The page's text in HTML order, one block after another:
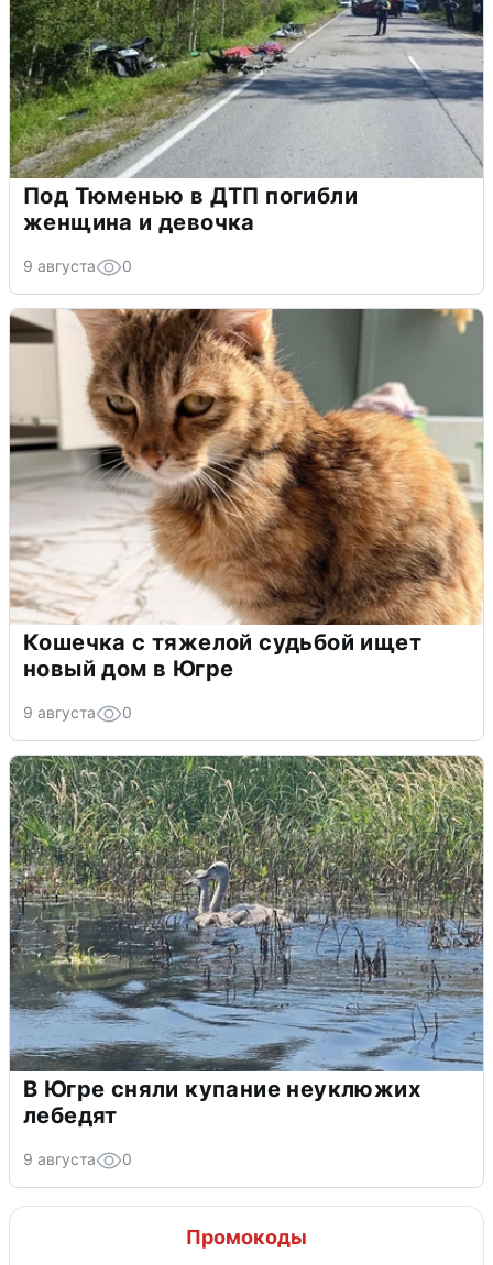
Под Тюменью в ДТП погибли
женщина и девочка
9 августа 0
Кошечка с тяжелой судьбой ищет
новый дом в Югре
9 августа 0
В Югре сняли купание неуклюжих
лебедят
9 августа 0
Промокоды